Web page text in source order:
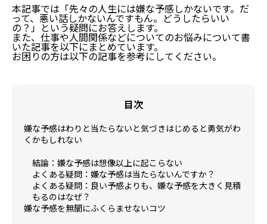
本記事では「先々の人生には嫌な予感しかないです。だ
って、悪い話しかないんですもん。どうしたらいい
の？」という疑問にお答えします。
また、仕事や人間関係などについてのお悩みについて書
いた記事を以下にまとめています。
お困りの方は以下の記事を参考にしてください。
目次
嫌な予感はわりと当たらないと気づきはじめると勇気がわ
くかもしれない
結論：嫌な予感は想像以上に起こらない
よくある疑問：嫌な予感は当たらないんですか？
よくある疑問：良い予感よりも、嫌な予感を大きく見積
もるのはなぜ？
嫌な予感を無闇にふくらませないコツ